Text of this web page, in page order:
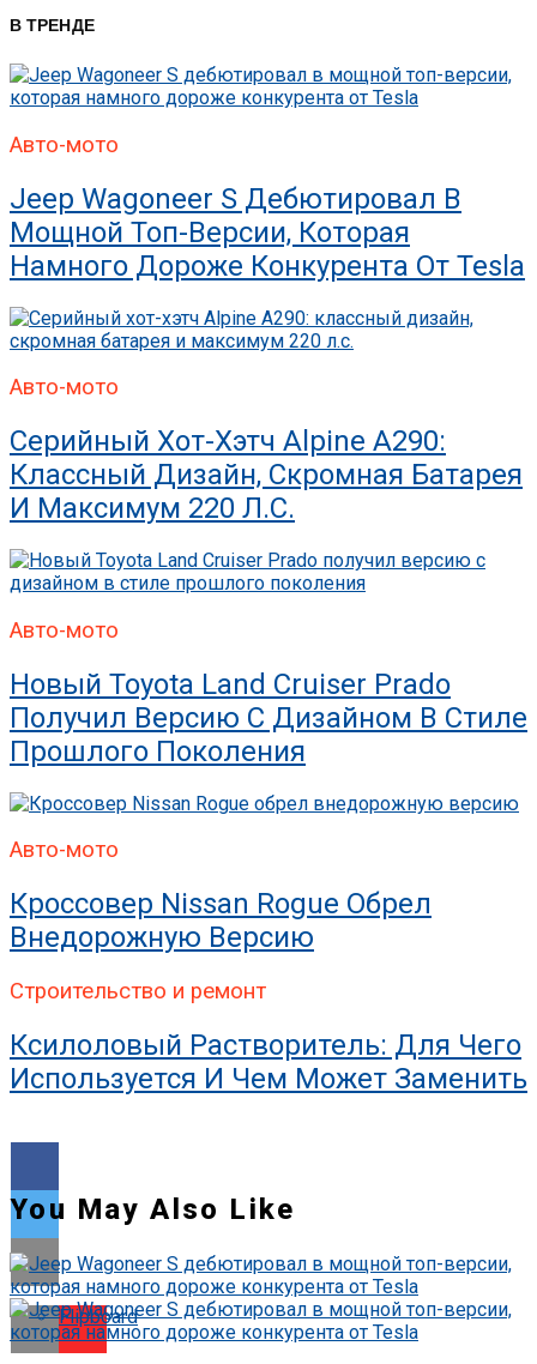
В ТРЕНДЕ
Авто-мото
Jeep Wagoneer S Дебютировал В
Мощной Топ-Версии, Которая
Намного Дороже Конкурента От Tesla
Авто-мото
Серийный Хот-Хэтч Alpine A290:
Классный Дизайн, Скромная Батарея
И Максимум 220 Л.с.
Авто-мото
Новый Toyota Land Cruiser Prado
Получил Версию С Дизайном В Стиле
Прошлого Поколения
Авто-мото
Кроссовер Nissan Rogue Обрел
Внедорожную Версию
Строительство и ремонт
Ксилоловый Растворитель: Для Чего
Используется И Чем Может Заменить
Flipboard
You May Also Like